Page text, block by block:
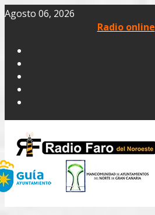
Agosto 06, 2026
Radio online